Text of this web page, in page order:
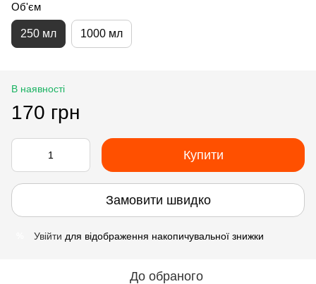
Об'єм
250 мл 1000 мл
В наявності
170 грн
Купити
Замовити швидко
Увійти для відображення накопичувальної знижки
До обраного